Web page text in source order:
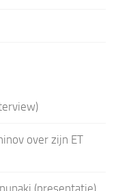
over zijn ET
(presentatie)